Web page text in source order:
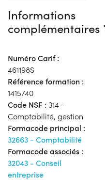
Informations
complémentaires
Numéro Carif :
461198S
Référence formation :
1415740
Code NSF : 314 -
Comptabilité, gestion
Formacode principal :
32663 - Comptabilité
Formacode associés :
32043 - Conseil
entreprise